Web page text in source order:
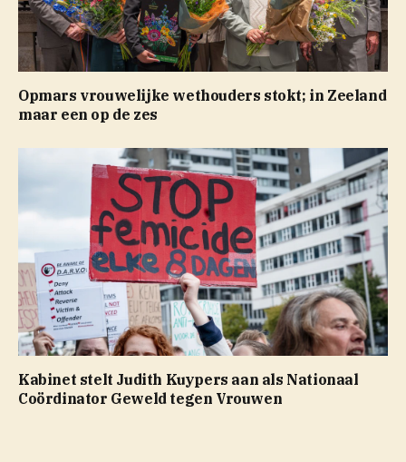
Opmars vrouwelijke wethouders stokt; in Zeeland
maar een op de zes
Kabinet stelt Judith Kuypers aan als Nationaal
Coördinator Geweld tegen Vrouwen